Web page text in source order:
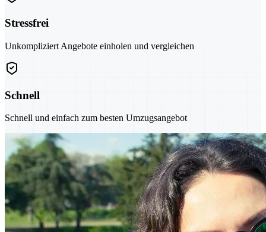
Stressfrei
Unkompliziert Angebote einholen und vergleichen
Schnell
Schnell und einfach zum besten Umzugsangebot